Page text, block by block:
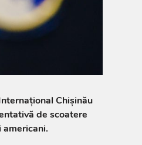
Chișinău
de scoatere